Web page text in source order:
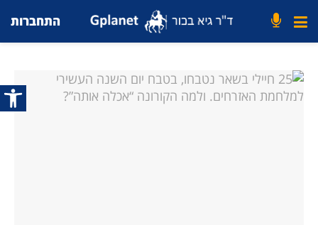
פתח
התחברות